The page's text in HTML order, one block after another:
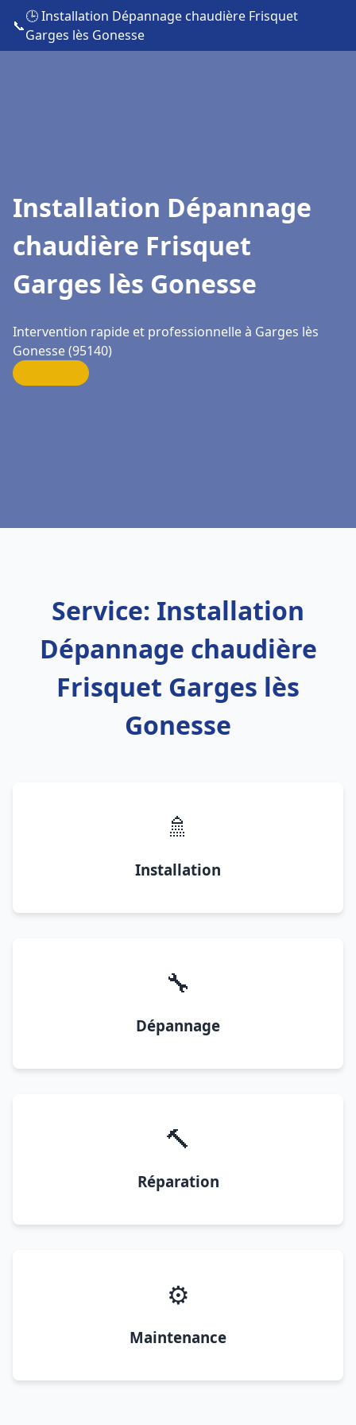
📞
🕒 Installation Dépannage chaudière Frisquet
Garges lès Gonesse
Installation Dépannage
chaudière Frisquet
Garges lès Gonesse
Intervention rapide et professionnelle à Garges lès
Gonesse (95140)
Service: Installation
Dépannage chaudière
Frisquet Garges lès
Gonesse
🚿
Installation
🔧
Dépannage
🔨
Réparation
⚙️
Maintenance